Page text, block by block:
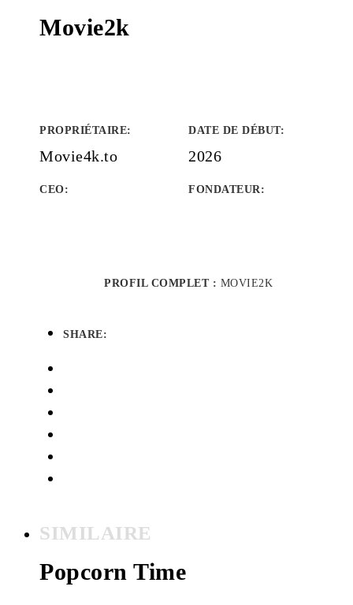
Movie2k
PROPRIÉTAIRE:
Movie4k.to
DATE DE DÉBUT:
2026
CEO: FONDATEUR:
PROFIL COMPLET : MOVIE2K
SHARE:
SIMILAIRE
Popcorn Time